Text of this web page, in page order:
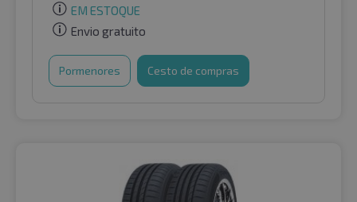
EM ESTOQUE
Envio gratuito
Pormenores Cesto de compras